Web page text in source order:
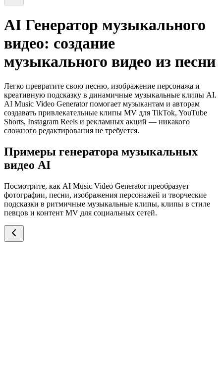
AI Генератор музыкального
видео: создание
музыкального видео из песни
Легко превратите свою песню, изображение персонажа и
креативную подсказку в динамичные музыкальные клипы AI.
AI Music Video Generator помогает музыкантам и авторам
создавать привлекательные клипы MV для TikTok, YouTube
Shorts, Instagram Reels и рекламных акций — никакого
сложного редактирования не требуется.
Примеры генератора музыкальных
видео AI
Посмотрите, как AI Music Video Generator преобразует
фотографии, песни, изображения персонажей и творческие
подсказки в ритмичные музыкальные клипы, клипы в стиле
певцов и контент MV для социальных сетей.